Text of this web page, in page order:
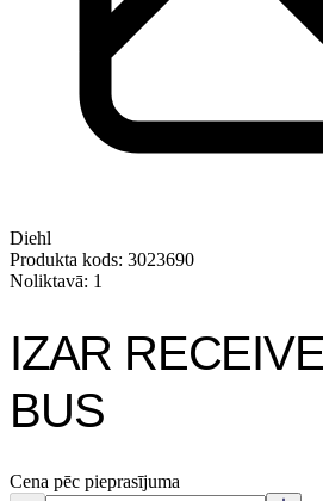
Diehl
Produkta kods: 3023690
Noliktavā: 1
IZAR
BUS
Cena pēc pieprasījuma